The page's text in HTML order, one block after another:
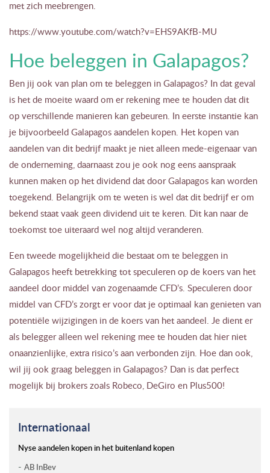
met zich meebrengen.
https://www.youtube.com/watch?v=EHS9AKfB-MU
Hoe beleggen in Galapagos?
Ben jij ook van plan om te beleggen in Galapagos? In dat geval
is het de moeite waard om er rekening mee te houden dat dit
op verschillende manieren kan gebeuren. In eerste instantie kan
je bijvoorbeeld Galapagos aandelen kopen. Het kopen van
aandelen van dit bedrijf maakt je niet alleen mede-eigenaar van
de onderneming, daarnaast zou je ook nog eens aanspraak
kunnen maken op het dividend dat door Galapagos kan worden
toegekend. Belangrijk om te weten is wel dat dit bedrijf er om
bekend staat vaak geen dividend uit te keren. Dit kan naar de
toekomst toe uiteraard wel nog altijd veranderen.
Een tweede mogelijkheid die bestaat om te beleggen in
Galapagos heeft betrekking tot speculeren op de koers van het
aandeel door middel van zogenaamde CFD’s. Speculeren door
middel van CFD’s zorgt er voor dat je optimaal kan genieten van
potentiële wijzigingen in de koers van het aandeel. Je dient er
als belegger alleen wel rekening mee te houden dat hier niet
onaanzienlijke, extra risico’s aan verbonden zijn. Hoe dan ook,
wil jij ook graag beleggen in Galapagos? Dan is dat perfect
mogelijk bij brokers zoals Robeco, DeGiro en Plus500!
Internationaal
Nyse aandelen kopen in het buitenland kopen
AB InBev